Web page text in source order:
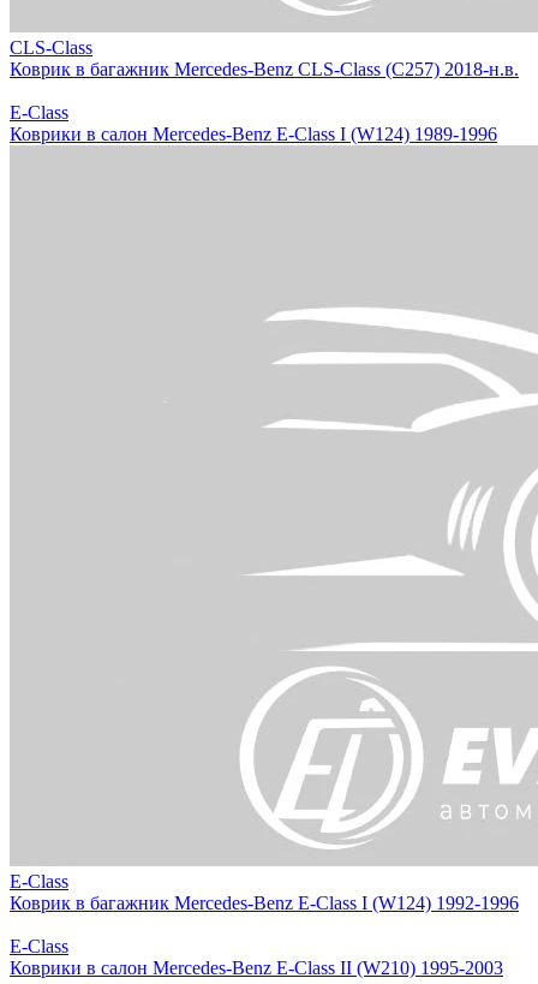
CLS-Class
Коврик в багажник Mercedes-Benz CLS-Class (C257) 2018-н.в.
E-Class
Коврики в салон Mercedes-Benz E-Class I (W124) 1989-1996
E-Class
Коврик в багажник Mercedes-Benz E-Class I (W124) 1992-1996
E-Class
Коврики в салон Mercedes-Benz E-Class II (W210) 1995-2003